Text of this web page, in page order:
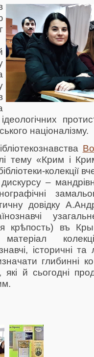
націоналізму.
тему «Крим і
колекції
–
довідку
крѣпость) въ
матеріал
історичні та
глибинні
які й сьогодні